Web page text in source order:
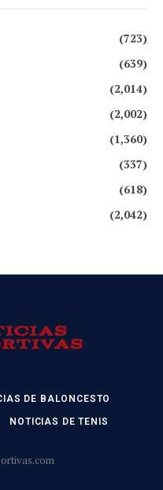
(723)
(639)
(2,014)
(2,002)
(1,360)
(337)
(618)
(2,042)
DE BALONCESTO
NOTICIAS DE TENIS